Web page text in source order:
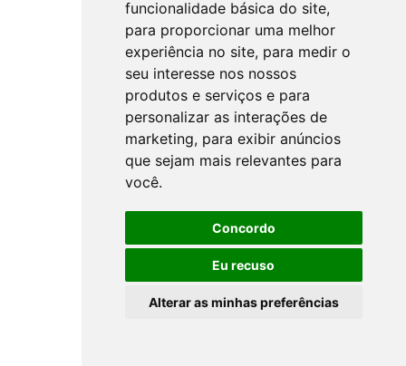
funcionalidade básica do site,
para proporcionar uma melhor
experiência no site, para medir o
seu interesse nos nossos
produtos e serviços e para
personalizar as interações de
marketing, para exibir anúncios
que sejam mais relevantes para
você.
Concordo
Eu recuso
Alterar as minhas preferências